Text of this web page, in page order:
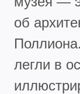
об
легли в